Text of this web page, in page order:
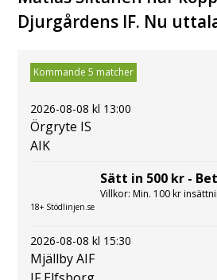
Djurgårdens IF. Nu
Kommande 5 matcher
2026-08-08 kl 13:00
Örgryte IS
AIK
18+ Stödlinjen.se
Sätt in 500 kr -
Villkor: Min. 100 kr
2026-08-08 kl 15:30
Mjällby AIF